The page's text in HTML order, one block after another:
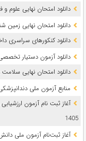
دانلود امتحان نهایی علوم و فنون ادبی 3 پایه
دانلود امتحان نهایی زمین
دانلود کنکورهای سراسری داخل و
دانلود آزمون دستیار تخصصی پزشکی
دانلود امتحان نهایی سلامت و
ﻣﻨﺎﺑﻊ آزﻣﻮن ﻣﻠﯽ دندانپزشکی سال 1405 (دوره
آغاز ثبت نام آزمون‌
1405
آغاز ثبت‌نام آزمون ملی